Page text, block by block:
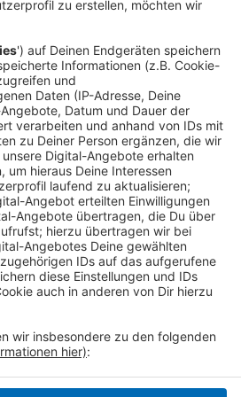
von den Lausitzer Füchsen
Verteidiger passt
der Pinguine - und will in der
Aufstieg mithelfen.